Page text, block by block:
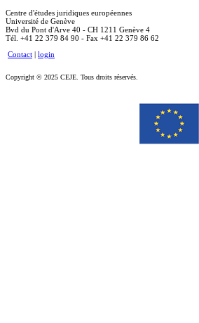
Centre d'études juridiques européennes
Université de Genève
Bvd du Pont d'Arve 40 - CH 1211 Genève 4
Tél. +41 22 379 84 90 - Fax +41 22 379 86 62
Contact | login
Copyright © 2025 CEJE. Tous droits réservés.